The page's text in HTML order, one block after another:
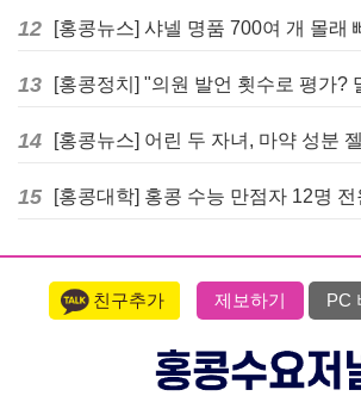
12
13
14
15
친구추가 제보하기 PC